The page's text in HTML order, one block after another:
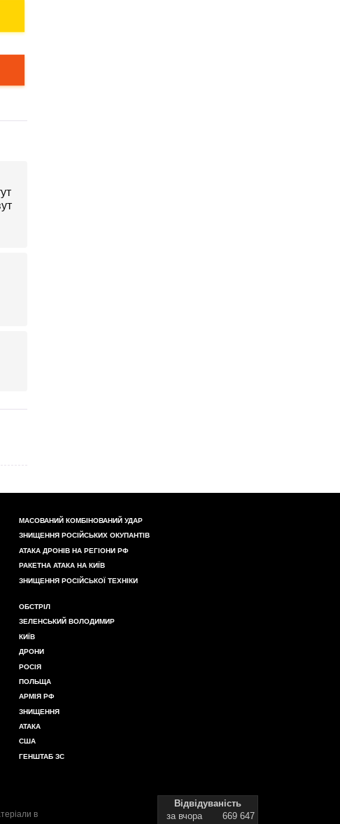
МАСОВАНИЙ КОМБІНОВАНИЙ УДАР
ЗНИЩЕННЯ РОСІЙСЬКИХ ОКУПАНТІВ
АТАКА ДРОНІВ НА РЕГІОНИ РФ
РАКЕТНА АТАКА НА КИЇВ
ЗНИЩЕННЯ РОСІЙСЬКОЇ ТЕХНІКИ
ОБСТРІЛ
ЗЕЛЕНСЬКИЙ ВОЛОДИМИР
КИЇВ
ДРОНИ
РОСІЯ
ПОЛЬЩА
АРМІЯ РФ
ЗНИЩЕННЯ
АТАКА
США
ГЕНШТАБ ЗС
в
Відвідуваність
за вчора
669 647